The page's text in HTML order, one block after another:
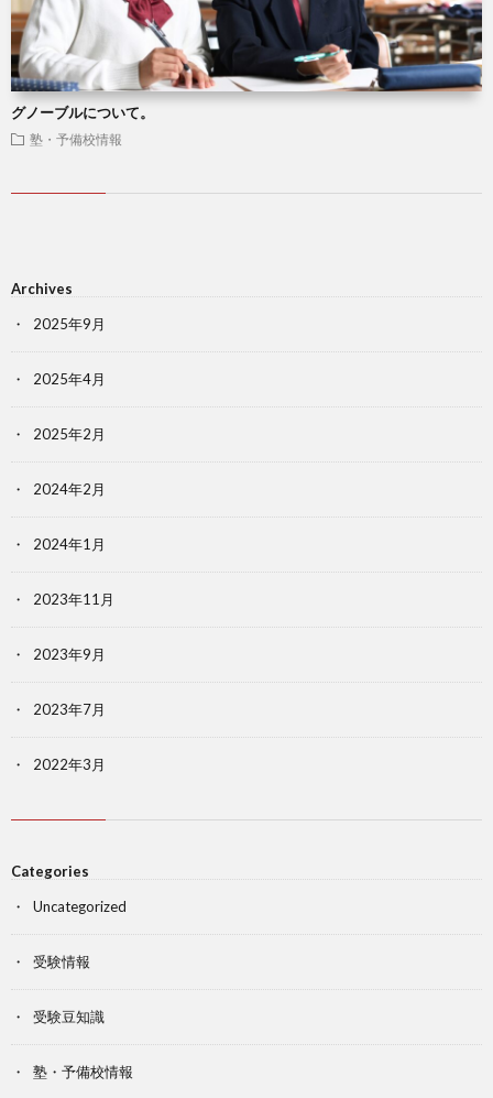
グノーブルについて。
塾・予備校情報
Archives
2025年9月
2025年4月
2025年2月
2024年2月
2024年1月
2023年11月
2023年9月
2023年7月
2022年3月
Categories
Uncategorized
受験情報
受験豆知識
塾・予備校情報